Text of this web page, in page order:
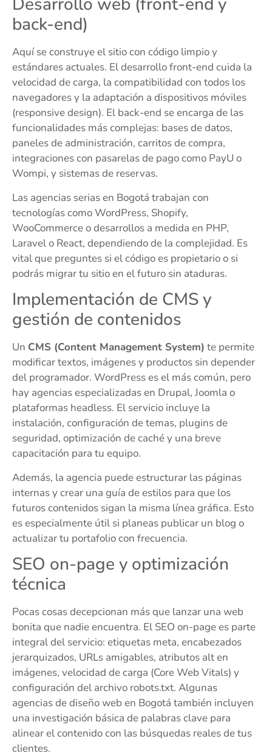
back-end)
Aquí se construye el sitio con código limpio y
estándares actuales. El desarrollo front-end cuida la
velocidad de carga, la compatibilidad con todos los
navegadores y la adaptación a dispositivos móviles
(responsive design). El back-end se encarga de las
funcionalidades más complejas: bases de datos,
paneles de administración, carritos de compra,
integraciones con pasarelas de pago como PayU o
Wompi, y sistemas de reservas.
Las agencias serias en Bogotá trabajan con
tecnologías como WordPress, Shopify,
WooCommerce o desarrollos a medida en PHP,
Laravel o React, dependiendo de la complejidad. Es
vital que preguntes si el código es propietario o si
podrás migrar tu sitio en el futuro sin ataduras.
Implementación de CMS y
gestión de contenidos
Un CMS (Content Management System) te permite
modificar textos, imágenes y productos sin depender
del programador. WordPress es el más común, pero
hay agencias especializadas en Drupal, Joomla o
plataformas headless. El servicio incluye la
instalación, configuración de temas, plugins de
seguridad, optimización de caché y una breve
capacitación para tu equipo.
Además, la agencia puede estructurar las páginas
internas y crear una guía de estilos para que los
futuros contenidos sigan la misma línea gráfica. Esto
es especialmente útil si planeas publicar un blog o
actualizar tu portafolio con frecuencia.
SEO on-page y optimización
técnica
Pocas cosas decepcionan más que lanzar una web
bonita que nadie encuentra. El SEO on-page es parte
integral del servicio: etiquetas meta, encabezados
jerarquizados, URLs amigables, atributos alt en
imágenes, velocidad de carga (Core Web Vitals) y
configuración del archivo robots.txt. Algunas
agencias de diseño web en Bogotá también incluyen
una investigación básica de palabras clave para
alinear el contenido con las búsquedas reales de tus
clientes.